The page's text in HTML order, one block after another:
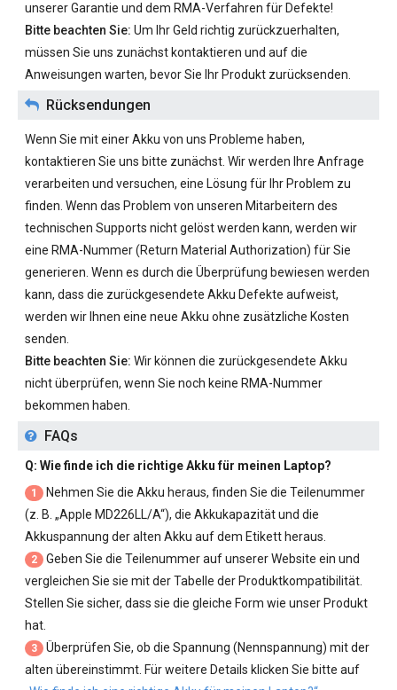
unserer Garantie und dem RMA-Verfahren für Defekte!
Bitte beachten Sie: Um Ihr Geld richtig zurückzuerhalten,
müssen Sie uns zunächst kontaktieren und auf die
Anweisungen warten, bevor Sie Ihr Produkt zurücksenden.
Rücksendungen
Wenn Sie mit einer Akku von uns Probleme haben,
kontaktieren Sie uns bitte zunächst. Wir werden Ihre Anfrage
verarbeiten und versuchen, eine Lösung für Ihr Problem zu
finden. Wenn das Problem von unseren Mitarbeitern des
technischen Supports nicht gelöst werden kann, werden wir
eine RMA-Nummer (Return Material Authorization) für Sie
generieren. Wenn es durch die Überprüfung bewiesen werden
kann, dass die zurückgesendete Akku Defekte aufweist,
werden wir Ihnen eine neue Akku ohne zusätzliche Kosten
senden.
Bitte beachten Sie: Wir können die zurückgesendete Akku
nicht überprüfen, wenn Sie noch keine RMA-Nummer
bekommen haben.
FAQs
Q: Wie finde ich die richtige Akku für meinen Laptop?
1
Nehmen Sie die Akku heraus, finden Sie die Teilenummer
(z. B. „Apple MD226LL/A“), die Akkukapazität und die
Akkuspannung der alten Akku auf dem Etikett heraus.
2
Geben Sie die Teilenummer auf unserer Website ein und
vergleichen Sie sie mit der Tabelle der Produktkompatibilität.
Stellen Sie sicher, dass sie die gleiche Form wie unser Produkt
hat.
3
Überprüfen Sie, ob die Spannung (Nennspannung) mit der
alten übereinstimmt. Für weitere Details klicken Sie bitte auf